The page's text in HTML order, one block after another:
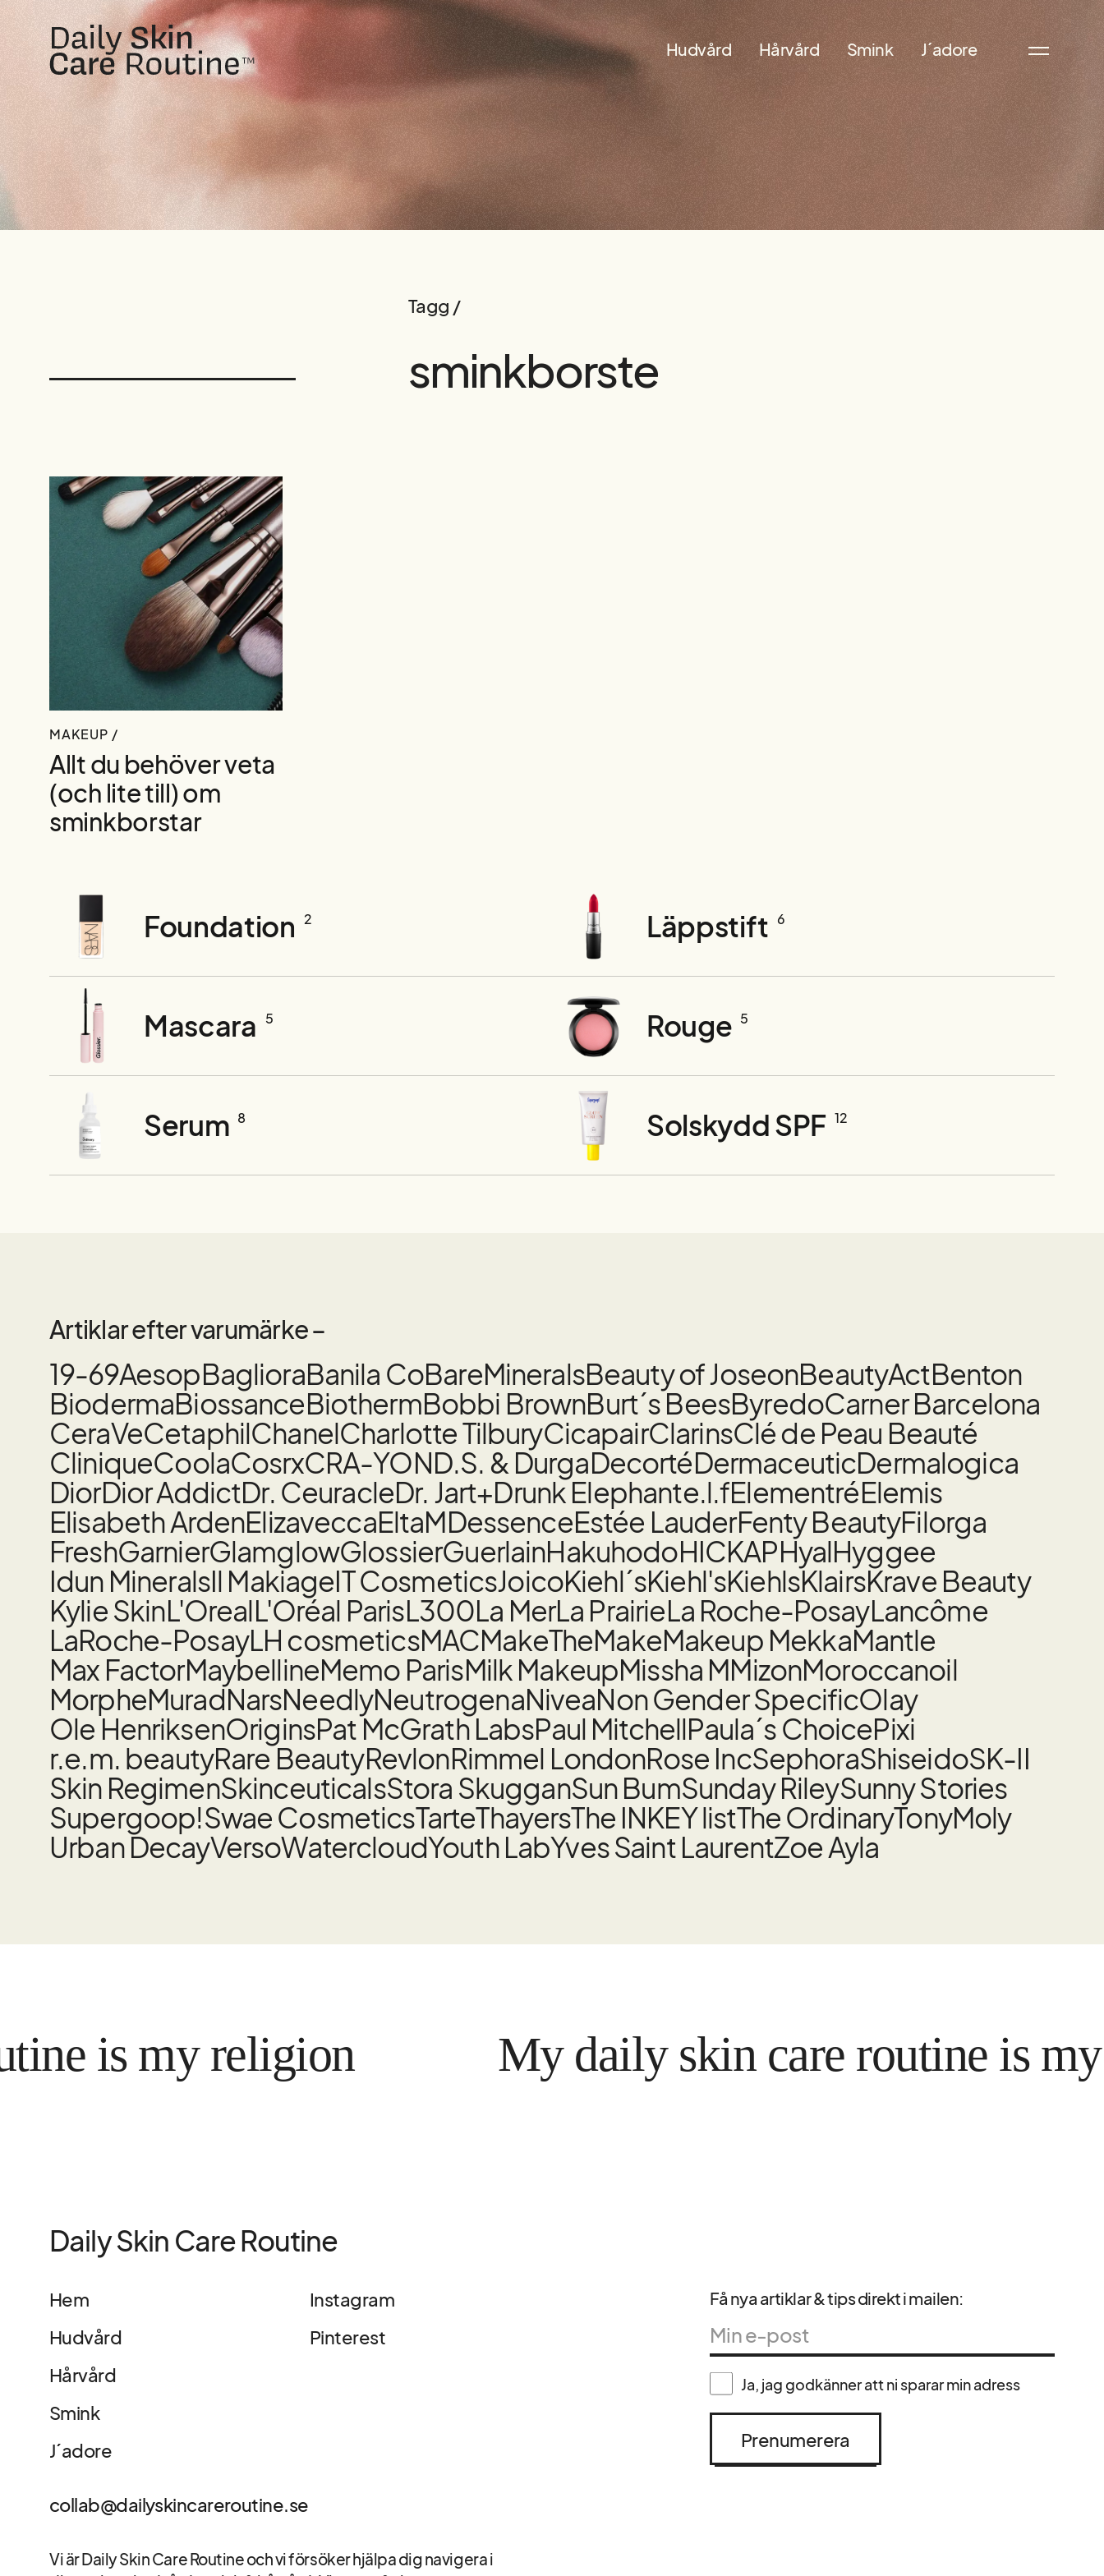
Hudvård Hårvård Smink J´adore
Tagg /
sminkborste
MAKEUP /
Allt du behöver veta
(och lite till) om
sminkborstar
Foundation 2 Läppstift 6
Mascara 5 Rouge 5
Serum 8 Solskydd SPF 12
Artiklar efter varumärke –
19-69AesopBaglioraBanila CoBareMineralsBeauty of JoseonBeautyActBenton
BiodermaBiossanceBiothermBobbi BrownBurt´s BeesByredoCarner Barcelona
CeraVeCetaphilChanelCharlotte TilburyCicapairClarinsClé de Peau Beauté
CliniqueCoolaCosrxCRA-YOND.S. & DurgaDecortéDermaceuticDermalogica
DiorDior AddictDr. CeuracleDr. Jart+Drunk Elephante.l.fElementréElemis
Elisabeth ArdenElizaveccaEltaMDessenceEstée LauderFenty BeautyFilorga
FreshGarnierGlamglowGlossierGuerlainHakuhodoHICKAPHyalHyggee
Idun MineralsIl MakiageIT CosmeticsJoicoKiehl´sKiehl'sKiehlsKlairsKrave Beauty
Kylie SkinL'OrealL'Oréal ParisL300La MerLa PrairieLa Roche-PosayLancôme
LaRoche-PosayLH cosmeticsMACMakeTheMakeMakeup MekkaMantle
Max FactorMaybellineMemo ParisMilk MakeupMissha MMizonMoroccanoil
MorpheMuradNarsNeedlyNeutrogenaNiveaNon Gender SpecificOlay
Ole HenriksenOriginsPat McGrath LabsPaul MitchellPaula´s ChoicePixi
r.e.m. beautyRare BeautyRevlonRimmel LondonRose IncSephoraShiseidoSK-II
Skin RegimenSkinceuticalsStora SkugganSun BumSunday RileySunny Stories
Supergoop!Swae CosmeticsTarteThayersThe INKEY listThe OrdinaryTonyMoly
Urban DecayVersoWatercloudYouth LabYves Saint LaurentZoe Ayla
my religion My daily skin care routine is my
Daily Skin Care Routine
Hem
Hudvård
Hårvård
Smink
J´adore
Instagram
Pinterest
collab@dailyskincareroutine.se
Vi är Daily Skin Care Routine och vi försöker hjälpa dig navigera i
Få nya artiklar & tips direkt i mailen:
Ja, jag godkänner att ni sparar min adress